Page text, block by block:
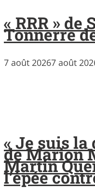
« RRR » de
Tonnerre
7 août 20267 août
« Je suis la
de Marion
Martin
l’épée